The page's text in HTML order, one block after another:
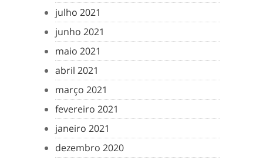
julho 2021
junho 2021
maio 2021
abril 2021
março 2021
fevereiro 2021
janeiro 2021
dezembro 2020